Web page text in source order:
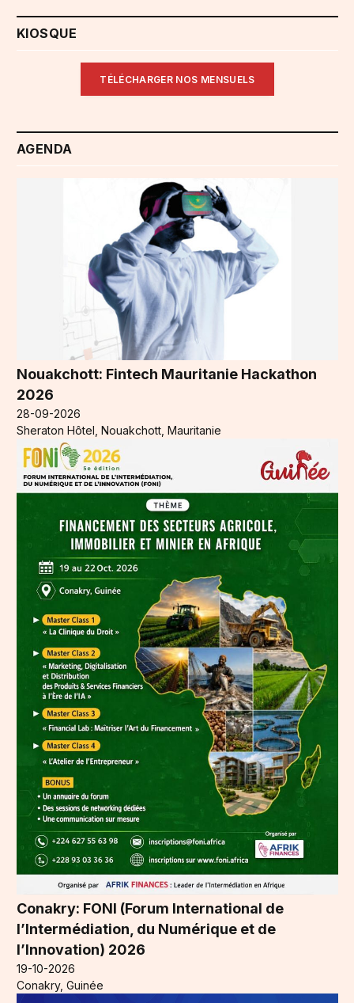
KIOSQUE
TÉLÉCHARGER NOS MENSUELS
AGENDA
Nouakchott: Fintech Mauritanie Hackathon
2026
28-09-2026
Sheraton Hôtel, Nouakchott, Mauritanie
Conakry: FONI (Forum International de
l’Intermédiation, du Numérique et de
l’Innovation) 2026
19-10-2026
Conakry, Guinée